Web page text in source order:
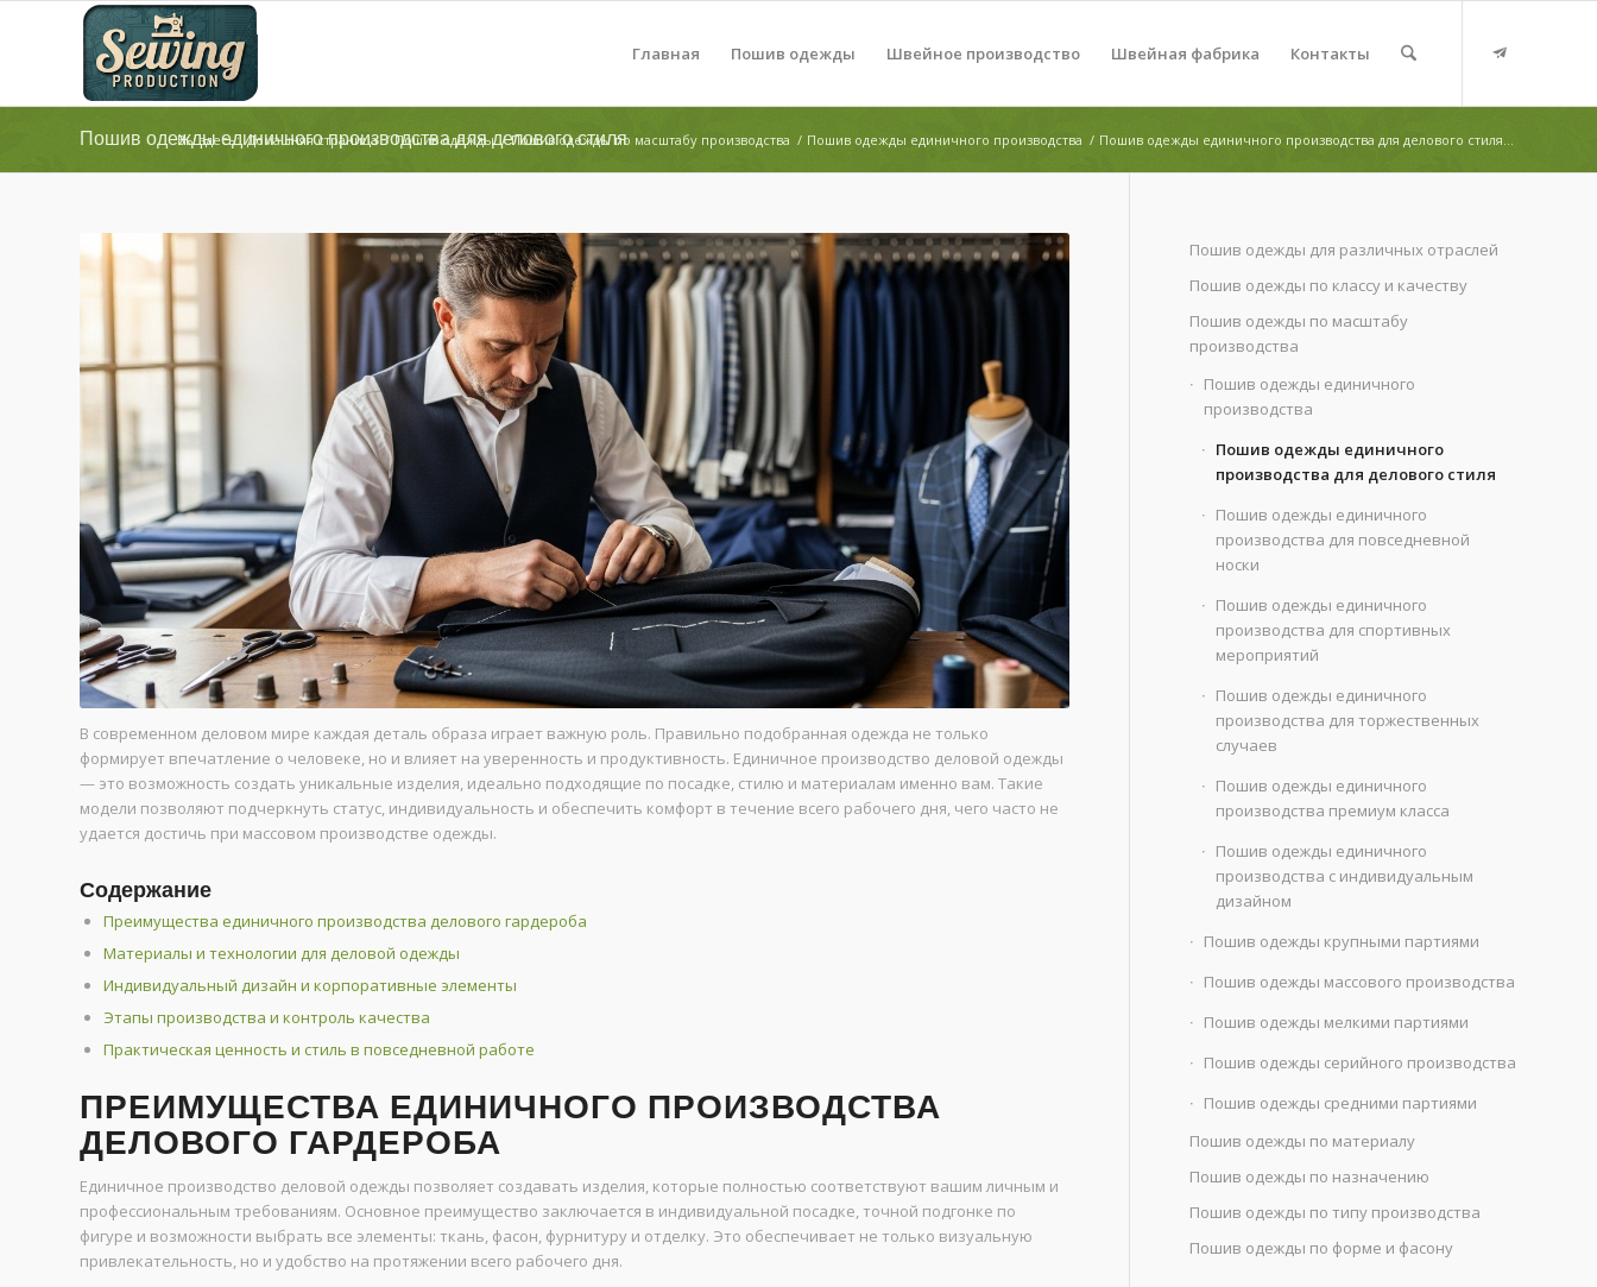
Главная Пошив одежды Швейное производство Швейная фабрика Контакты
Пошив одежды единичного производства для делового стиля
Вы здесь: Домашняя страница / Пошив одежды / Пошив одежды по масштабу производства / Пошив одежды единичного производства / Пошив одежды единичного производства для делового стиля...
В современном деловом мире каждая деталь образа играет важную роль. Правильно подобранная одежда не только
формирует впечатление о человеке, но и влияет на уверенность и продуктивность. Единичное производство деловой одежды
— это возможность создать уникальные изделия, идеально подходящие по посадке, стилю и материалам именно вам. Такие
модели позволяют подчеркнуть статус, индивидуальность и обеспечить комфорт в течение всего рабочего дня, чего часто не
удается достичь при массовом производстве одежды.
Содержание
Преимущества единичного производства делового гардероба
Материалы и технологии для деловой одежды
Индивидуальный дизайн и корпоративные элементы
Этапы производства и контроль качества
Практическая ценность и стиль в повседневной работе
ПРЕИМУЩЕСТВА ЕДИНИЧНОГО ПРОИЗВОДСТВА
ДЕЛОВОГО ГАРДЕРОБА
Единичное производство деловой одежды позволяет создавать изделия, которые полностью соответствуют вашим личным и
профессиональным требованиям. Основное преимущество заключается в индивидуальной посадке, точной подгонке по
фигуре и возможности выбрать все элементы: ткань, фасон, фурнитуру и отделку. Это обеспечивает не только визуальную
привлекательность, но и удобство на протяжении всего рабочего дня.
Пошив одежды для различных отраслей
Пошив одежды по классу и качеству
Пошив одежды по масштабу
производства
Пошив одежды единичного
производства
Пошив одежды единичного
производства для делового стиля
Пошив одежды единичного
производства для повседневной
носки
Пошив одежды единичного
производства для спортивных
мероприятий
Пошив одежды единичного
производства для торжественных
случаев
Пошив одежды единичного
производства премиум класса
Пошив одежды единичного
производства с индивидуальным
дизайном
Пошив одежды крупными партиями
Пошив одежды массового производства
Пошив одежды мелкими партиями
Пошив одежды серийного производства
Пошив одежды средними партиями
Пошив одежды по материалу
Пошив одежды по назначению
Пошив одежды по типу производства
Пошив одежды по форме и фасону